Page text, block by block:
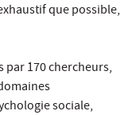
que possible,
par 170 chercheurs,
sociale,